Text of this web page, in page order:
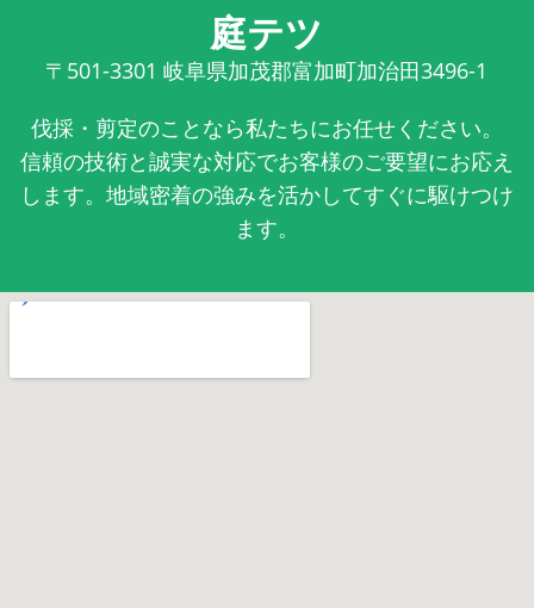
庭テツ
〒501-3301 岐阜県加茂郡富加町加治田3496-1
伐採・剪定のことなら私たちにお任せください。
信頼の技術と誠実な対応でお客様のご要望にお応え
します。地域密着の強みを活かしてすぐに駆けつけ
ます。